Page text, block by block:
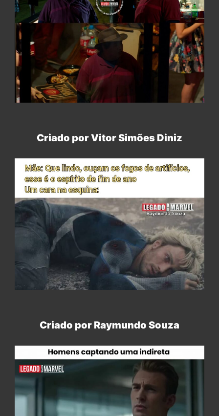
Criado por Vitor Simões Diniz
Criado por Raymundo Souza